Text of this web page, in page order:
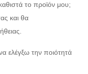
το προϊόν μου;
και θα
ελέγξω την ποιότητά